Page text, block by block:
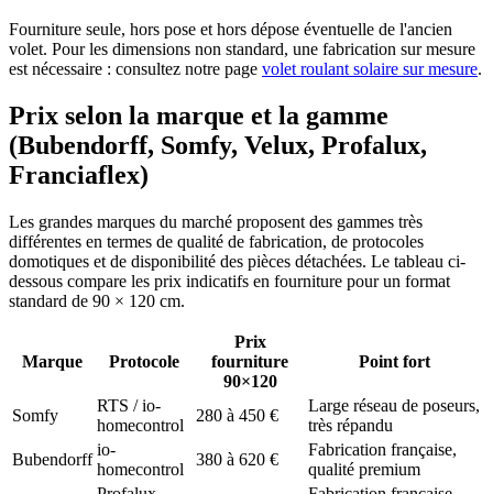
Fourniture seule, hors pose et hors dépose éventuelle de l'ancien
volet. Pour les dimensions non standard, une fabrication sur mesure
est nécessaire : consultez notre page volet roulant solaire sur mesure.
Prix selon la marque et la gamme
(Bubendorff, Somfy, Velux, Profalux,
Franciaflex)
Les grandes marques du marché proposent des gammes très
différentes en termes de qualité de fabrication, de protocoles
domotiques et de disponibilité des pièces détachées. Le tableau ci-
dessous compare les prix indicatifs en fourniture pour un format
standard de 90 × 120 cm.
Marque Protocole
Prix
fourniture
90×120
Point fort
Somfy
RTS / io-
homecontrol
280 à 450 €
Large réseau de poseurs,
très répandu
Bubendorff
io-
homecontrol
380 à 620 €
Fabrication française,
qualité premium